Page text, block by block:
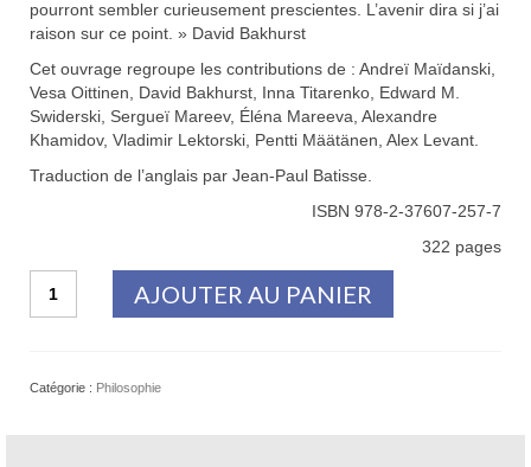
pourront sembler curieusement prescientes. L’avenir dira si j’ai
raison sur ce point. » David Bakhurst
Cet ouvrage regroupe les contributions de : Andreï Maïdanski,
Vesa Oittinen, David Bakhurst, Inna Titarenko, Edward M.
Swiderski, Sergueï Mareev, Éléna Mareeva, Alexandre
Khamidov, Vladimir Lektorski, Pentti Määtänen, Alex Levant.
Traduction de l’anglais par Jean-Paul Batisse.
ISBN 978-2-37607-257-7
322 pages
l’Homme
AJOUTER AU PANIER
Catégorie : Philosophie